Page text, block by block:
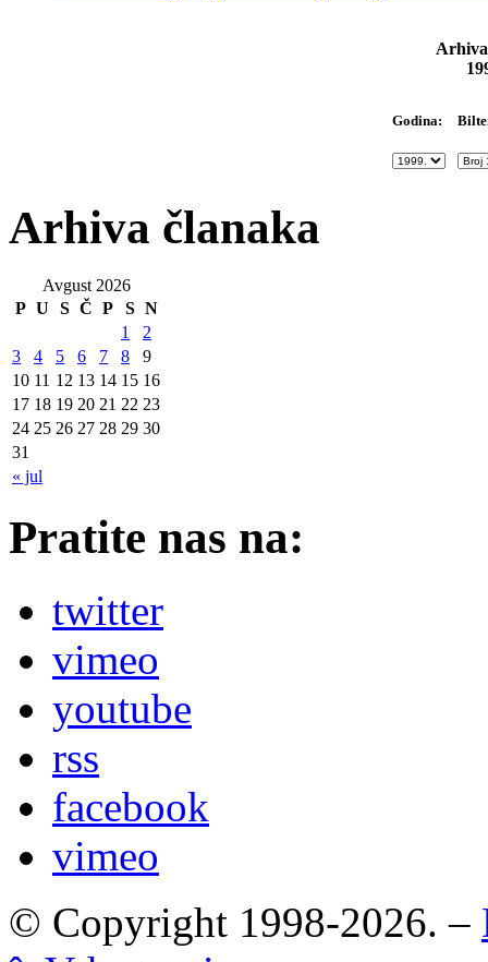
Godina:
Arhiva članaka
Avgust 2026
P U S Č P S N
« jul
1
2
3
4 5 6 7 8
9
10 11 12 13 14 15 16
17 18 19 20 21 22 23
24 25 26 27 28 29 30
31
Pratite nas na:
twitter
vimeo
youtube
rss
facebook
vimeo
© Copyright 1998-2026. –